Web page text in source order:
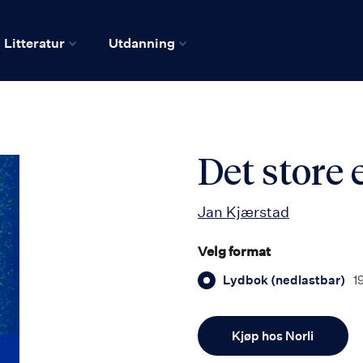
Litteratur Utdanning
Det store
Jan Kjærstad
Velg format
Lydbok (nedlastbar)
Kjøp hos Norli